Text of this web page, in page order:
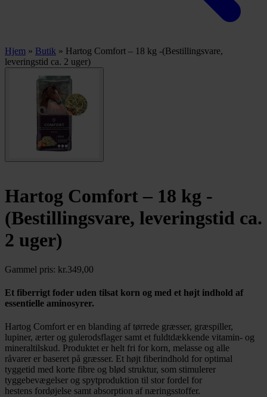
Hjem » Butik » Hartog Comfort – 18 kg -(Bestillingsvare,
leveringstid ca. 2 uger)
Hartog Comfort – 18 kg -
(Bestillingsvare, leveringstid ca.
2 uger)
Gammel pris: kr.349,00
Et fiberrigt foder uden tilsat korn og med et højt indhold af
essentielle aminosyrer.
Hartog Comfort er en blanding af tørrede græsser, græspiller,
lupiner, ærter og gulerodsflager samt et fuldtdækkende vitamin- og
mineraltilskud. Produktet er helt fri for korn, melasse og alle
råvarer er baseret på græsser. Et højt fiberindhold for optimal
tyggetid med korte fibre og blød struktur, som stimulerer
tyggebevægelser og spytproduktion til stor fordel for
hestens fordøjelse samt absorption af næringsstoffer.